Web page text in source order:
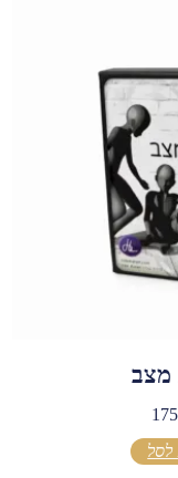
מצב
לסל